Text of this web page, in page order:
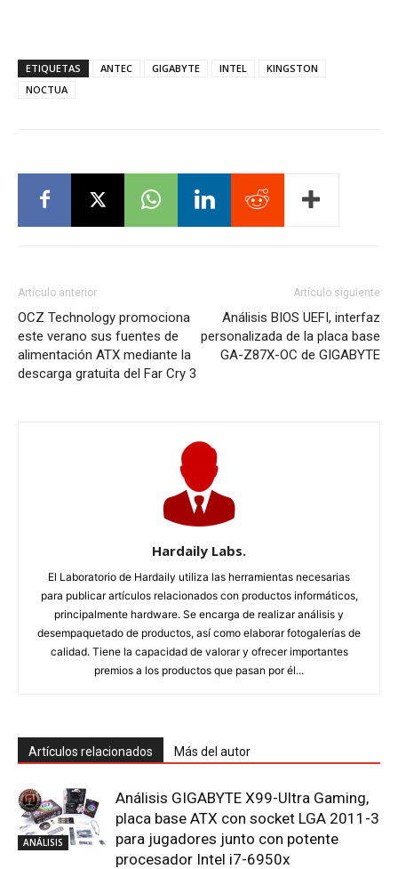
ETIQUETAS ANTEC GIGABYTE INTEL
KINGSTON
NOCTUA
Artículo anterior
OCZ Technology promociona
este verano sus fuentes de
alimentación ATX mediante la
descarga gratuita del Far Cry 3
Artículo siguiente
Análisis BIOS UEFI, interfaz
personalizada de la placa base
GA-Z87X-OC de GIGABYTE
Hardaily Labs.
El Laboratorio de Hardaily utiliza las herramientas necesarias
para publicar artículos relacionados con productos informáticos,
principalmente hardware. Se encarga de realizar análisis y
desempaquetado de productos, así como elaborar fotogalerías de
calidad. Tiene la capacidad de valorar y ofrecer importantes
premios a los productos que pasan por él...
Artículos relacionados Más del autor
ANÁLISIS
Análisis GIGABYTE X99-Ultra Gaming,
placa base ATX con socket LGA 2011-3
para jugadores junto con potente
procesador Intel i7-6950x